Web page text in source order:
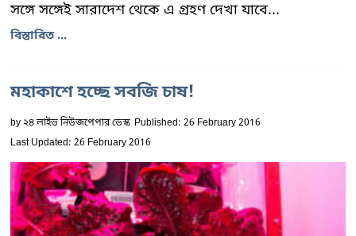
সঙ্গে সঙ্গেই সারাদেশ থেকে এ গ্রহণ দেখা যাবে...
বিস্তারিত ...
মহাকাশে হচ্ছে সবজি চাষ!
by২৪ লাইভ নিউজপেপার ডেস্ক Published: 26 February 2016
Last Updated: 26 February 2016